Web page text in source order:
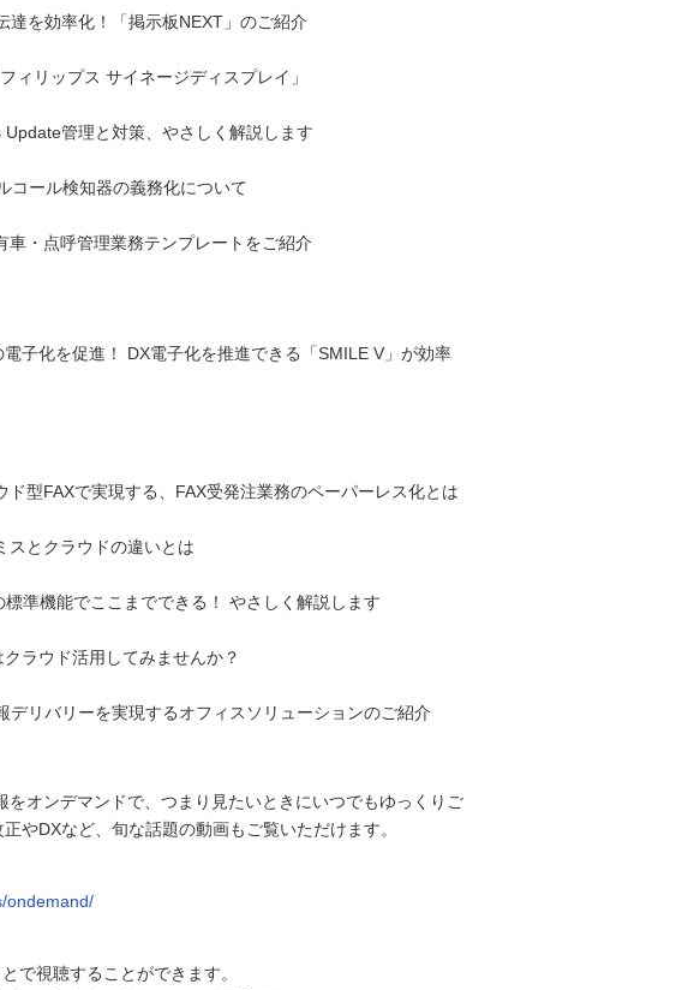
達を効率化！「掲示板NEXT」のご紹介
ィリップス サイネージディスプレイ」
管理と対策、やさしく解説します
コール検知器の義務化について
車・点呼管理業務テンプレートをご紹介
子化を促進！ DX電子化を推進できる「SMILE V」が効率
型FAXで実現する、FAX受発注業務のペーパーレス化とは
とクラウドの違いとは
準機能でここまでできる！ やさしく解説します
ラウド活用してみませんか？
デリバリーを実現するオフィスソリューションのご紹介
をオンデマンドで、つまり見たいときにいつでもゆっくりご
やDXなど、旬な話題の動画もご覧いただけます。
ondemand/
で視聴することができます。